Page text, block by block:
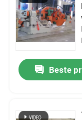
Beste